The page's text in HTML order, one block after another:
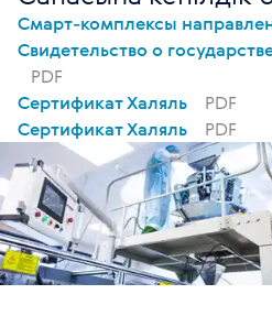
Смарт-комплексы
Свидетельство о
PDF
Сертификат Халяль
PDF
Сертификат Халяль
PDF